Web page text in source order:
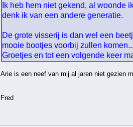
Ik heb hem niet gekend, al woonde
denk ik van een andere generatie.
De grote visserij is dan wel een
mooie bootjes voorbij zullen
Groetjes en tot een volgende keer
Arie is een neef van mij al jaren niet gezien
Fred